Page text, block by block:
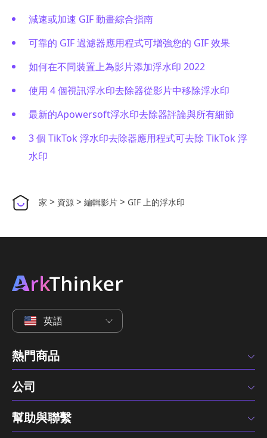
減速或加速 GIF 動畫綜合指南
可靠的 GIF 過濾器應用程式可增強您的 GIF 效果
如何在不同裝置上為影片添加浮水印 2022
使用 4 個視訊浮水印去除器從影片中移除浮水印
最新的Apowersoft浮水印去除器評論與所有細節
3 個 TikTok 浮水印去除器應用程式可去除 TikTok 浮
水印
家 > 資源 > 編輯影片 > GIF 上的浮水印
英語
熱門商品
公司
幫助與聯繫